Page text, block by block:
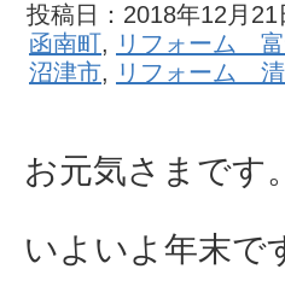
投稿日：2018年12月21
函南町, リフォーム
沼津市, リフォーム
お元気さまです。
いよいよ年末で